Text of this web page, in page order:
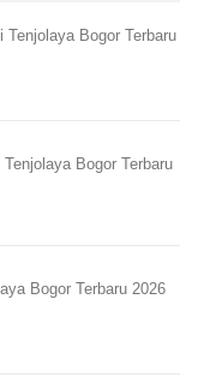
Tenjolaya Bogor Terbaru
Bogor Terbaru
Bogor Terbaru 2026